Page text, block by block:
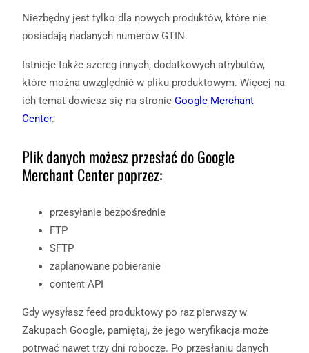
Niezbędny jest tylko dla nowych produktów, które nie
posiadają nadanych numerów GTIN.
Istnieje także szereg innych, dodatkowych atrybutów,
które można uwzględnić w pliku produktowym. Więcej na
ich temat dowiesz się na stronie Google Merchant
Center.
Plik danych możesz przesłać do Google
Merchant Center poprzez:
przesyłanie bezpośrednie
FTP
SFTP
zaplanowane pobieranie
content API
Gdy wysyłasz feed produktowy po raz pierwszy w
Zakupach Google, pamiętaj, że jego weryfikacja może
potrwać nawet trzy dni robocze. Po przesłaniu danych